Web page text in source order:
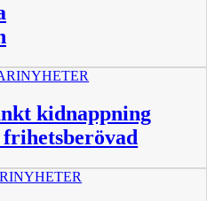
NYHETER
kidnappning
NYHETER